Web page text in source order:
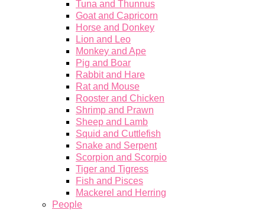
Tuna and Thunnus
Goat and Capricorn
Horse and Donkey
Lion and Leo
Monkey and Ape
Pig and Boar
Rabbit and Hare
Rat and Mouse
Rooster and Chicken
Shrimp and Prawn
Sheep and Lamb
Squid and Cuttlefish
Snake and Serpent
Scorpion and Scorpio
Tiger and Tigress
Fish and Pisces
Mackerel and Herring
People